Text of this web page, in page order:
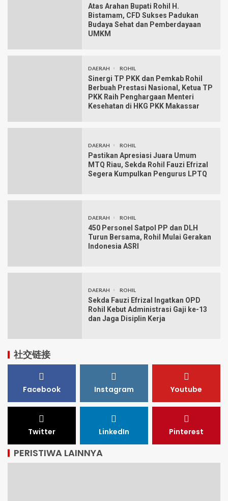
Atas Arahan Bupati Rohil H.
Bistamam, CFD Sukses Padukan
Budaya Sehat dan Pemberdayaan
UMKM
DAERAH ROHIL
Sinergi TP PKK dan Pemkab Rohil
Berbuah Prestasi Nasional, Ketua TP
PKK Raih Penghargaan Menteri
Kesehatan di HKG PKK Makassar
DAERAH ROHIL
Pastikan Apresiasi Juara Umum
MTQ Riau, Sekda Rohil Fauzi Efrizal
Segera Kumpulkan Pengurus LPTQ
DAERAH ROHIL
450 Personel Satpol PP dan DLH
Turun Bersama, Rohil Mulai Gerakan
Indonesia ASRI
DAERAH ROHIL
Sekda Fauzi Efrizal Ingatkan OPD
Rohil Kebut Administrasi Gaji ke-13
dan Jaga Disiplin Kerja
社交链接
Facebook Instagram Youtube
Twitter LinkedIn Pinterest
PERISTIWA LAINNYA